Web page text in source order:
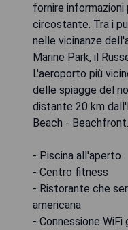
fornire
circostante. Tra i
nelle vicinanze
Marine Park, il
L'aeroporto più
delle spiagge del
distante 20 km
Beach - Beachfront.
- Piscina all'aperto
- Centro fitness
- Ristorante che
americana
- Connessione